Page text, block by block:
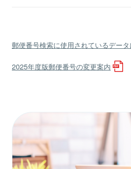
郵便番号検索に使用されているデータ
2025年度版郵便番号の変更案内